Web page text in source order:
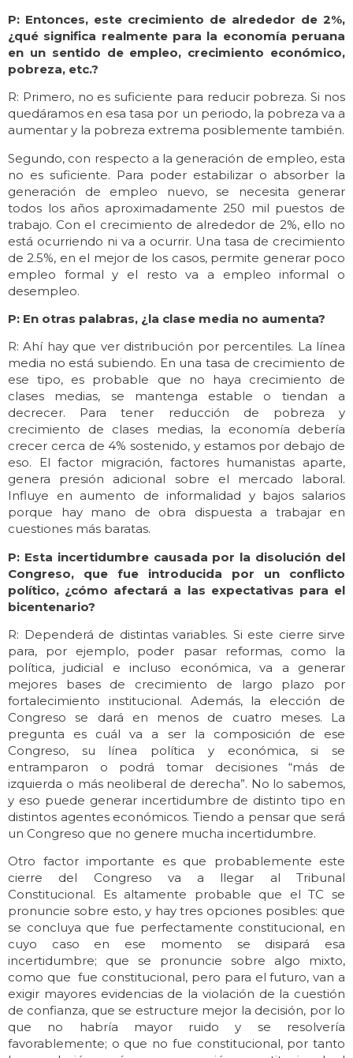
P: Entonces, este crecimiento de alrededor de 2%,
¿qué significa realmente para la economía peruana
en un sentido de empleo, crecimiento económico,
pobreza, etc.?
R: Primero, no es suficiente para reducir pobreza. Si nos
quedáramos en esa tasa por un periodo, la pobreza va a
aumentar y la pobreza extrema posiblemente también.
Segundo, con respecto a la generación de empleo, esta
no es suficiente. Para poder estabilizar o absorber la
generación de empleo nuevo, se necesita generar
todos los años aproximadamente 250 mil puestos de
trabajo. Con el crecimiento de alrededor de 2%, ello no
está ocurriendo ni va a ocurrir. Una tasa de crecimiento
de 2.5%, en el mejor de los casos, permite generar poco
empleo formal y el resto va a empleo informal o
desempleo.
P: En otras palabras, ¿la clase media no aumenta?
R: Ahí hay que ver distribución por percentiles. La línea
media no está subiendo. En una tasa de crecimiento de
ese tipo, es probable que no haya crecimiento de
clases medias, se mantenga estable o tiendan a
decrecer. Para tener reducción de pobreza y
crecimiento de clases medias, la economía debería
crecer cerca de 4% sostenido, y estamos por debajo de
eso. El factor migración, factores humanistas aparte,
genera presión adicional sobre el mercado laboral.
Influye en aumento de informalidad y bajos salarios
porque hay mano de obra dispuesta a trabajar en
cuestiones más baratas.
P: Esta incertidumbre causada por la disolución del
Congreso, que fue introducida por un conflicto
político, ¿cómo afectará a las expectativas para el
bicentenario?
R: Dependerá de distintas variables. Si este cierre sirve
para, por ejemplo, poder pasar reformas, como la
política, judicial e incluso económica, va a generar
mejores bases de crecimiento de largo plazo por
fortalecimiento institucional. Además, la elección de
Congreso se dará en menos de cuatro meses. La
pregunta es cuál va a ser la composición de ese
Congreso, su línea política y económica, si se
entramparon o podrá tomar decisiones “más de
izquierda o más neoliberal de derecha”. No lo sabemos,
y eso puede generar incertidumbre de distinto tipo en
distintos agentes económicos. Tiendo a pensar que será
un Congreso que no genere mucha incertidumbre.
Otro factor importante es que probablemente este
cierre del Congreso va a llegar al Tribunal
Constitucional. Es altamente probable que el TC se
pronuncie sobre esto, y hay tres opciones posibles: que
se concluya que fue perfectamente constitucional, en
cuyo caso en ese momento se disipará esa
incertidumbre; que se pronuncie sobre algo mixto,
como que fue constitucional, pero para el futuro, van a
exigir mayores evidencias de la violación de la cuestión
de confianza, que se estructure mejor la decisión, por lo
que no habría mayor ruido y se resolvería
favorablemente; o que no fue constitucional, por tanto